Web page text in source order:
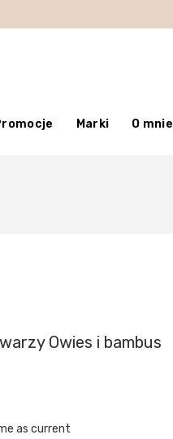
Marki O mnie
Owies i bambus
as current